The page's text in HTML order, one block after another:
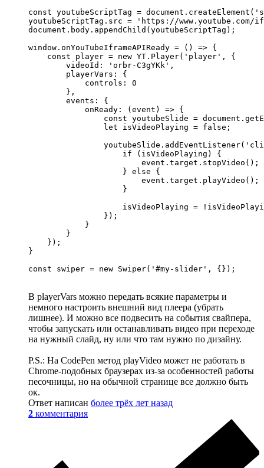
const youtubeScriptTag =
youtubeScriptTag.src = 'https://www.youtube.com/
document.body.appendChild(youtubeScriptTag);
window.onYouTubeIframeAPIReady = () => {
    const player = new YT.Player('player', {
        videoId: 'orbr-C3gYKk',
        playerVars: {
            controls: 0
        },
        events: {
            onReady: (event) => {
const youtubeSlide =
                let isVideoPlaying = false;
                    if (isVideoPlaying) {
                        event.target.stopVideo();
                    } else {
                        event.target.playVideo();
                    }
isVideoPlaying =
                });
            }
        }
    });
}
const swiper = new Swiper('#my-slider', {});
В playerVars можно передать всякие параметры и
немного настроить внешний вид плеера (убрать
лишнее). И можно все подвесить на события свайпера,
чтобы запускать или останавливать видео при переходе
на нужный слайд, ну или что там нужно по дизайну.
P.S.: На CodePen метод playVideo может не работать в
Chrome-подобных браузерах из-за особенностей работы
песочницы, но на обычной странице все должно быть
ок.
Ответ написан более трёх лет назад
2 комментария